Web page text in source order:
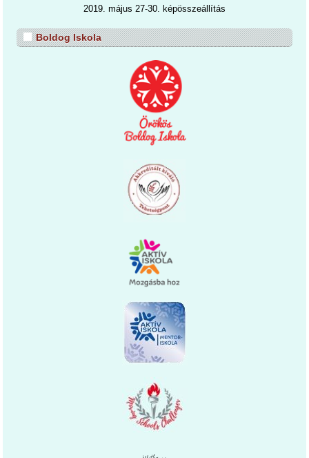
2019. május 27-30. képösszeállítás
Boldog Iskola